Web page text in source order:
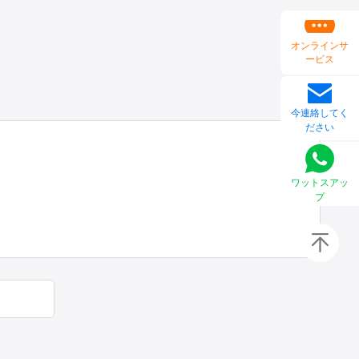
オンラインサ
ービス
今連絡してく
ださい
ワットスアッ
プ